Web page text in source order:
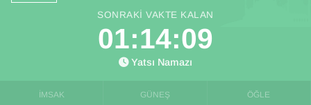
SONRAKI VAKTE KALAN
01:14:09
Yatsı Namazı
İMSAK GÜNEŞ ÖĞLE